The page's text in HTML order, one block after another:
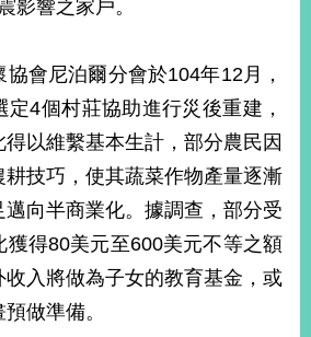
影響之家戶。
協會尼泊爾分會於104年12月，
4個村莊協助進行災後重建，
以維繫基本生計，部分農民因
技巧，使其蔬菜作物產量逐漸
向半商業化。據調查，部分受
獲得80美元至600美元不等之額
入將做為子女的教育基金，或
做準備。